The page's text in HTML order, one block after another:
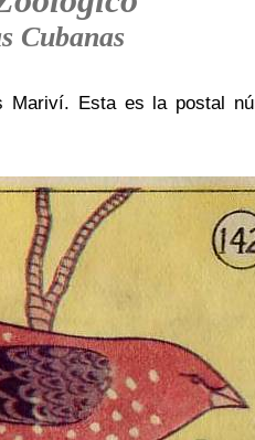
Cubanas
Esta es la postal